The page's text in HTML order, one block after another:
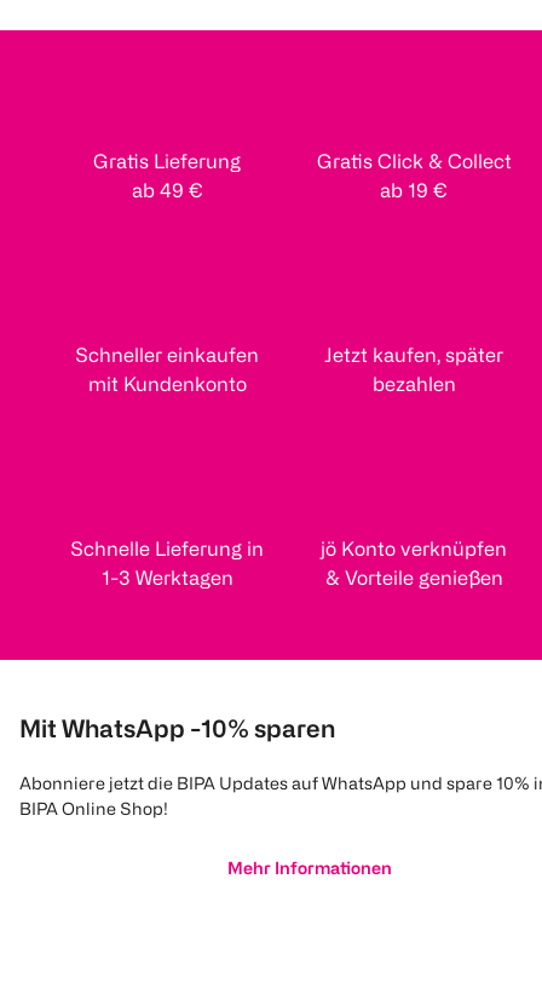
Gratis Lieferung
ab 49 €
Gratis Click & Collect
ab 19 €
Schneller einkaufen
mit Kundenkonto
Jetzt kaufen, später
bezahlen
Schnelle Lieferung in
1-3 Werktagen
jö Konto verknüpfen
& Vorteile genießen
Mit WhatsApp -10% sparen
Abonniere jetzt die BIPA Updates auf WhatsApp und spare 10%
BIPA Online Shop!
Mehr Informationen